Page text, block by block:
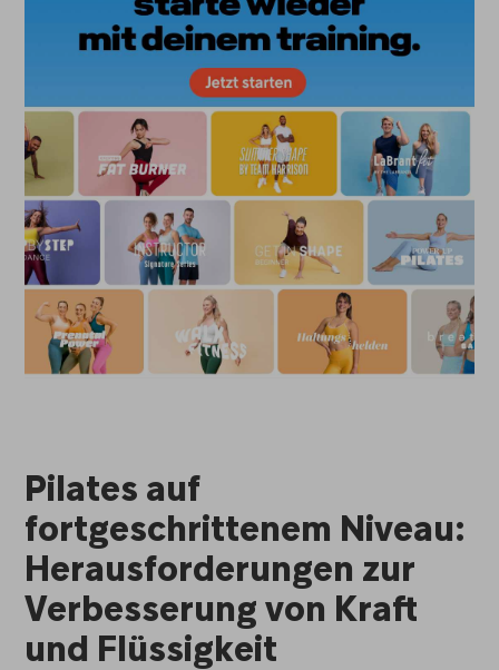
Pilates auf
fortgeschrittenem Niveau:
Herausforderungen zur
Verbesserung von Kraft
und Flüssigkeit